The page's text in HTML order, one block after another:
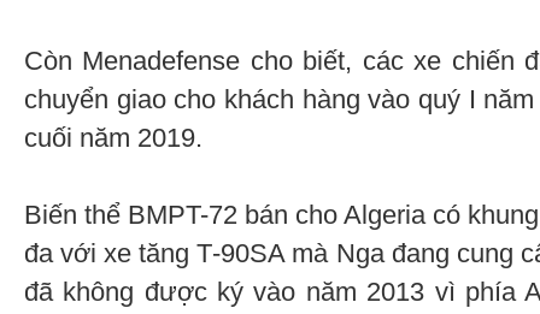
Còn Menadefense cho biết, các xe chiến
chuyển giao cho khách hàng vào quý I
cuối năm 2019.
Biến thể BMPT-72 bán cho Algeria có
đa với xe tăng Т-90SA mà Nga đang cung
đã không được ký vào năm 2013 vì phía